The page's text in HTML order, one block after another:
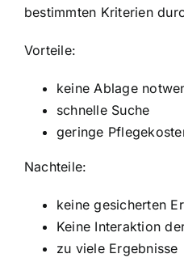
bestimmten Kriterien
Vorteile:
keine Ablage
schnelle Suche
geringe
Nachteile:
keine gesicherten
Keine Interaktion
zu viele Ergebnisse